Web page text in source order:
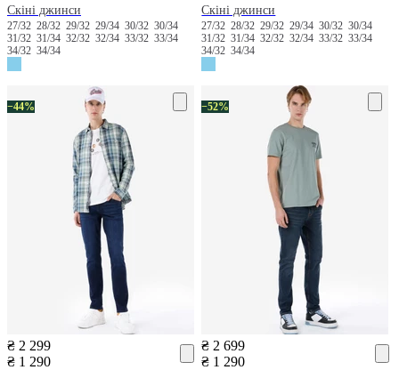
Скіні джинси
27/32 28/32 29/32 29/34 30/32 30/34
31/32 31/34 32/32 32/34 33/32 33/34
34/32 34/34
Скіні джинси
27/3228/3229/3229/3430/3230/34
31/3231/3432/3232/3433/3233/34
34/3234/34
−44%
₴ 2 299
₴ 1 290
−52%
₴ 2 699
₴ 1 290